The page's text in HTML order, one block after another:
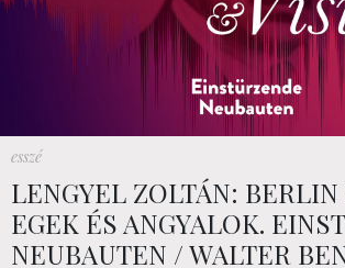
esszé
LENGYEL ZOLTÁN:
EGEK ÉS ANGYALOK.
NEUBAUTEN / WALTER